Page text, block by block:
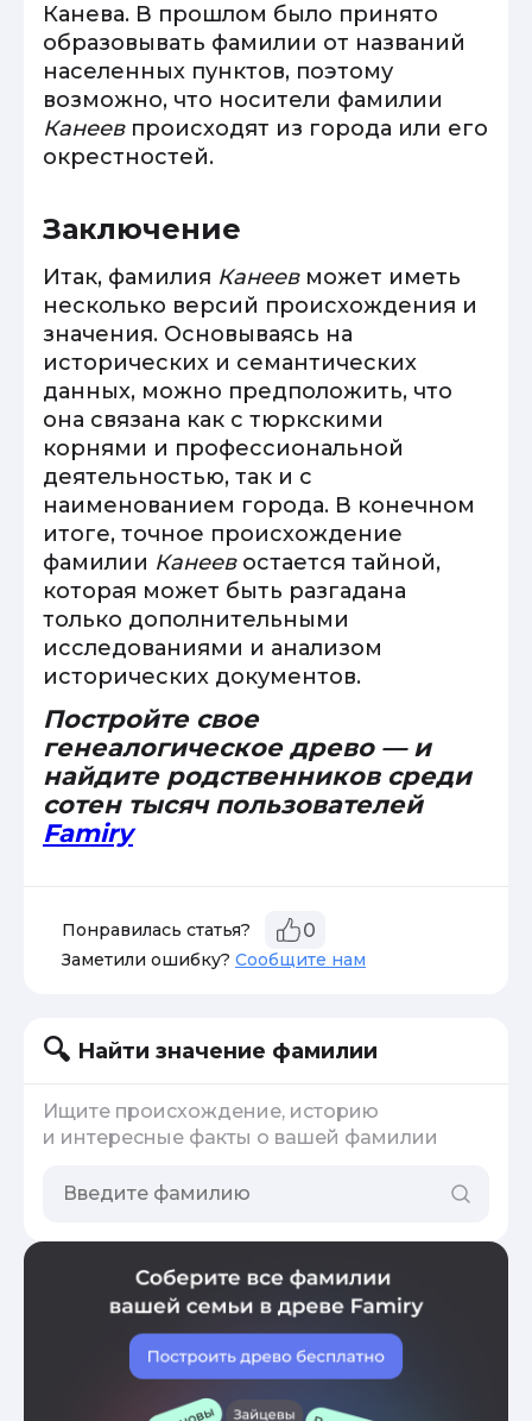
Канева. В прошлом было принято
образовывать фамилии от названий
населенных пунктов, поэтому
возможно, что носители фамилии
Канеевпроисходят из города или его
окрестностей.
Заключение
Итак, фамилия Канеевможет иметь
несколько версий происхождения и
значения. Основываясь на
исторических и семантических
данных, можно предположить, что
она связана как с тюркскими
корнями и профессиональной
деятельностью, так и с
наименованием города. В конечном
итоге, точное происхождение
фамилии Канеевостается тайной,
которая может быть разгадана
только дополнительными
исследованиями и анализом
исторических документов.
Постройте свое
генеалогическое древо — и
найдите родственников среди
сотен тысяч пользователей
Famiry
Понравилась статья? 0
Заметили ошибку? Сообщите нам
Найти значение фамилии
Ищите происхождение, историю
и интересные факты о вашей фамилии